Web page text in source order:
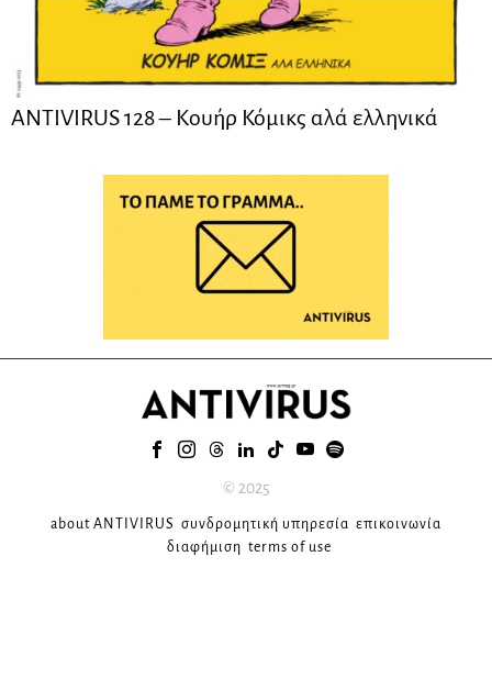
ANTIVIRUS 128 – Kουήρ Κόμικς αλά ελληνικά
© 2025
about ANTIVIRUS συνδρομητική υπηρεσία επικοινωνία
διαφήμιση terms of use